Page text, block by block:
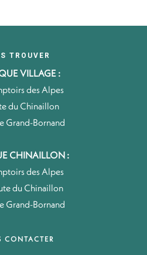
TROUVER
VILLAGE :
des Alpes
du Chinaillon
Grand-Bornand
CHINAILLON :
des Alpes
du Chinaillon
Grand-Bornand
CONTACTER